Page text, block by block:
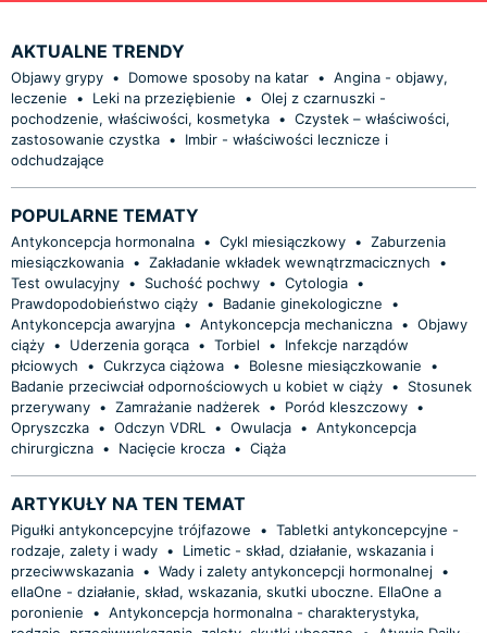
AKTUALNE TRENDY
Objawy grypy • Domowe sposoby na katar • Angina - objawy,
leczenie
• Leki na przeziębienie • Olej z czarnuszki -
pochodzenie, właściwości, kosmetyka • Czystek – właściwości,
zastosowanie czystka •
Imbir - właściwości lecznicze i
odchudzające
POPULARNE TEMATY
Antykoncepcja hormonalna • Cykl miesiączkowy • Zaburzenia
miesiączkowania • Zakładanie wkładek wewnątrzmacicznych
•
Test owulacyjny • Suchość pochwy • Cytologia •
Prawdopodobieństwo ciąży • Badanie ginekologiczne
•
Antykoncepcja awaryjna • Antykoncepcja mechaniczna • Objawy
ciąży • Uderzenia gorąca • Torbiel •
Infekcje narządów
płciowych
• Cukrzyca ciążowa • Bolesne miesiączkowanie
•
Badanie przeciwciał odpornościowych u kobiet w ciąży •
Stosunek
przerywany • Zamrażanie nadżerek • Poród kleszczowy •
Opryszczka • Odczyn VDRL • Owulacja • Antykoncepcja
chirurgiczna • Nacięcie krocza • Ciąża
ARTYKUŁY NA TEN TEMAT
Pigułki antykoncepcyjne trójfazowe • Tabletki antykoncepcyjne -
rodzaje, zalety i wady •
Limetic - skład, działanie, wskazania i
przeciwwskazania • Wady i zalety antykoncepcji hormonalnej •
ellaOne - działanie, skład, wskazania, skutki uboczne. EllaOne a
poronienie
• Antykoncepcja hormonalna - charakterystyka,